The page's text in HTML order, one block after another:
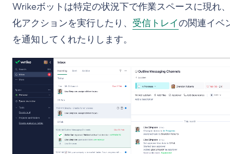
Wrikeボットは特定の状況下で作業スペースに現れ
化アクションを実行したり、 受信トレイの関連イベ
を通知してくれたりします。